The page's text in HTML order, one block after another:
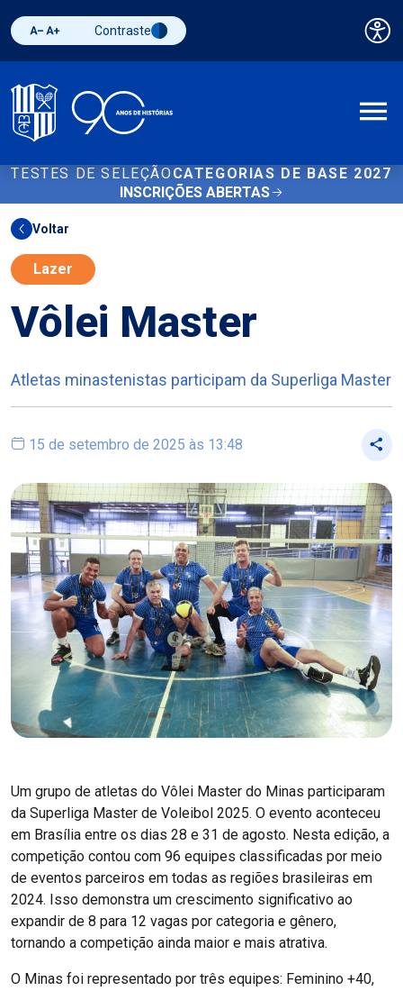
Diminuir fonte
Aumentar fonteAlternar contraste
Contraste
TESTES DE SELEÇÃO CATEGORIAS DE BASE 2027
INSCRIÇÕES ABERTAS
Voltar
Lazer
Vôlei Master
Atletas minastenistas participam da Superliga Master
15 de setembro de 2025 às 13:48
Um grupo de atletas do Vôlei Master do Minas participaram
da Superliga Master de Voleibol 2025. O evento aconteceu
em Brasília entre os dias 28 e 31 de agosto. Nesta edição, a
competição contou com 96 equipes classificadas por meio
de eventos parceiros em todas as regiões brasileiras em
2024. Isso demonstra um crescimento significativo ao
expandir de 8 para 12 vagas por categoria e gênero,
tornando a competição ainda maior e mais atrativa.
O Minas foi representado por três equipes: Feminino +40,